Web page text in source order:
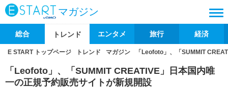
マガジン
総合 トレンド エンタメ 旅行 経済
E START トップページ トレンド マガジン 「Leofoto」、「SUMMIT
「Leofoto」、「SUMMIT CREATIVE」日本国内唯
一の正規予約販売サイトが新規開設